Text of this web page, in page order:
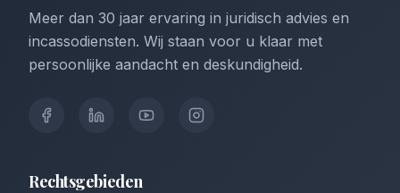
Meer dan 30 jaar ervaring in juridisch advies en
incassodiensten. Wij staan voor u klaar met
persoonlijke aandacht en deskundigheid.
Rechtsgebieden